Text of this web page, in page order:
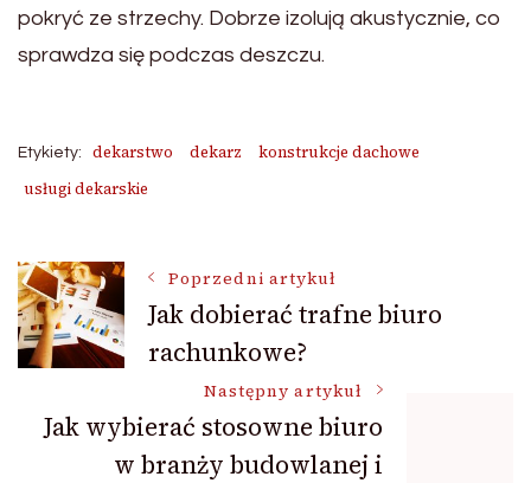
pokryć ze strzechy. Dobrze izolują akustycznie, co
sprawdza się podczas deszczu.
Etykiety: dekarstwo dekarz
konstrukcje dachowe
usługi dekarskie
Nawigacja
wpisu
Poprzedni artykuł
Jak dobierać trafne biuro
rachunkowe?
Następny artykuł
Jak wybierać stosowne biuro
w branży budowlanej i